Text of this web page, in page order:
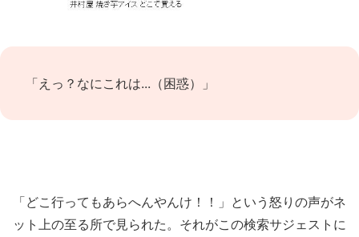
「えっ？なにこれは...（困惑）」
「どこ行ってもあらへんやんけ！！」という怒りの声がネ
ット上の至る所で見られた。それがこの検索サジェストに